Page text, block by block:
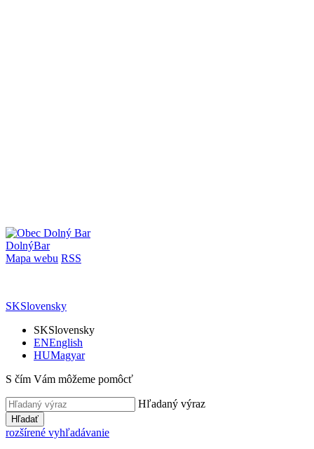
DolnýBar
Mapa webu RSS
SKSlovensky
SKSlovensky
ENEnglish
HUMagyar
S čím Vám môžeme pomôcť
Hľadaný výraz
Hľadať
rozšírené vyhľadávanie